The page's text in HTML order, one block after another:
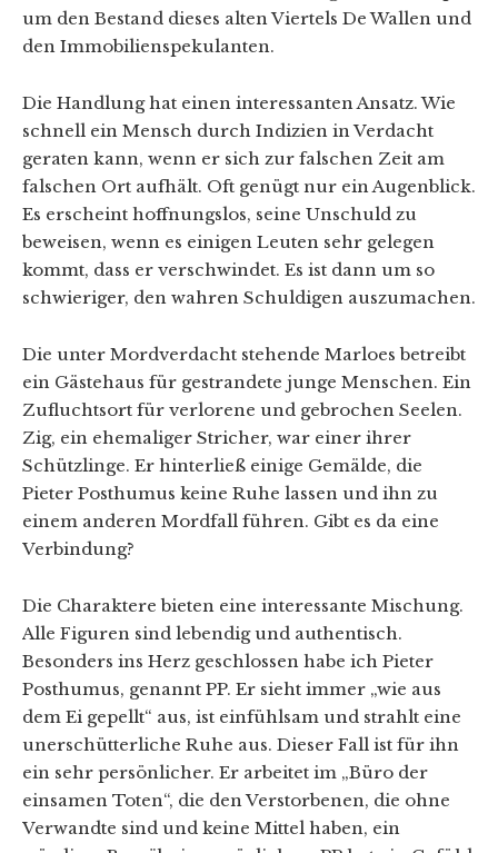
um den Bestand dieses alten Viertels De Wallen und
den Immobilienspekulanten.
Die Handlung hat einen interessanten Ansatz. Wie
schnell ein Mensch durch Indizien in Verdacht
geraten kann, wenn er sich zur falschen Zeit am
falschen Ort aufhält. Oft genügt nur ein Augenblick.
Es erscheint hoffnungslos, seine Unschuld zu
beweisen, wenn es einigen Leuten sehr gelegen
kommt, dass er verschwindet. Es ist dann um so
schwieriger, den wahren Schuldigen auszumachen.
Die unter Mordverdacht stehende Marloes betreibt
ein Gästehaus für gestrandete junge Menschen. Ein
Zufluchtsort für verlorene und gebrochen Seelen.
Zig, ein ehemaliger Stricher, war einer ihrer
Schützlinge. Er hinterließ einige Gemälde, die
Pieter Posthumus keine Ruhe lassen und ihn zu
einem anderen Mordfall führen. Gibt es da eine
Verbindung?
Die Charaktere bieten eine interessante Mischung.
Alle Figuren sind lebendig und authentisch.
Besonders ins Herz geschlossen habe ich Pieter
Posthumus, genannt PP. Er sieht immer „wie aus
dem Ei gepellt“ aus, ist einfühlsam und strahlt eine
unerschütterliche Ruhe aus. Dieser Fall ist für ihn
ein sehr persönlicher. Er arbeitet im „Büro der
einsamen Toten“, die den Verstorbenen, die ohne
Verwandte sind und keine Mittel haben, ein